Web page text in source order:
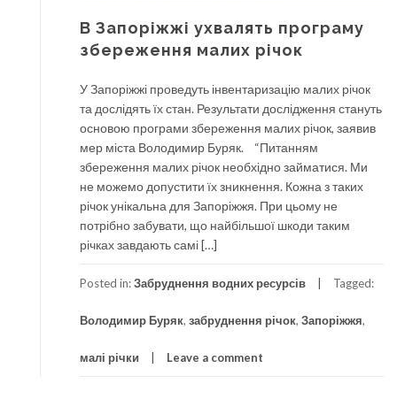
В Запоріжжі ухвалять програму
збереження малих річок
У Запоріжжі проведуть інвентаризацію малих річок
та дослідять їх стан. Результати дослідження стануть
основою програми збереження малих річок, заявив
мер міста Володимир Буряк. “Питанням
збереження малих річок необхідно займатися. Ми
не можемо допустити їх зникнення. Кожна з таких
річок унікальна для Запоріжжя. При цьому не
потрібно забувати, що найбільшої шкоди таким
річках завдають самі […]
Posted in:Забруднення водних ресурсів Tagged:
Володимир Буряк, забруднення річок, Запоріжжя,
малі річки Leave a comment